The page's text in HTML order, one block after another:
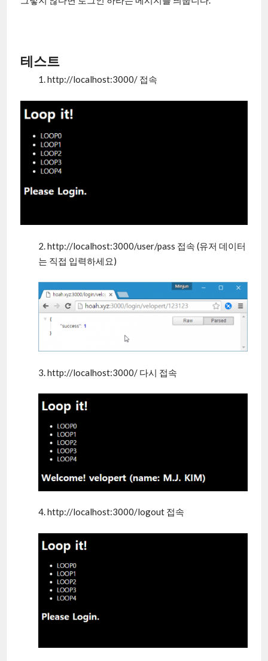
테스트
1. http://localhost:3000/ 접속
2. http://localhost:3000/user/pass 접속 (유저 데이터
는 직접 입력하세요)
3. http://localhost:3000/ 다시 접속
4. http://localhost:3000/logout 접속